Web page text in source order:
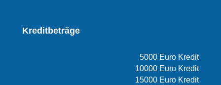
Kreditbeträge
5000 Euro Kredit
10000 Euro Kredit
15000 Euro Kredit